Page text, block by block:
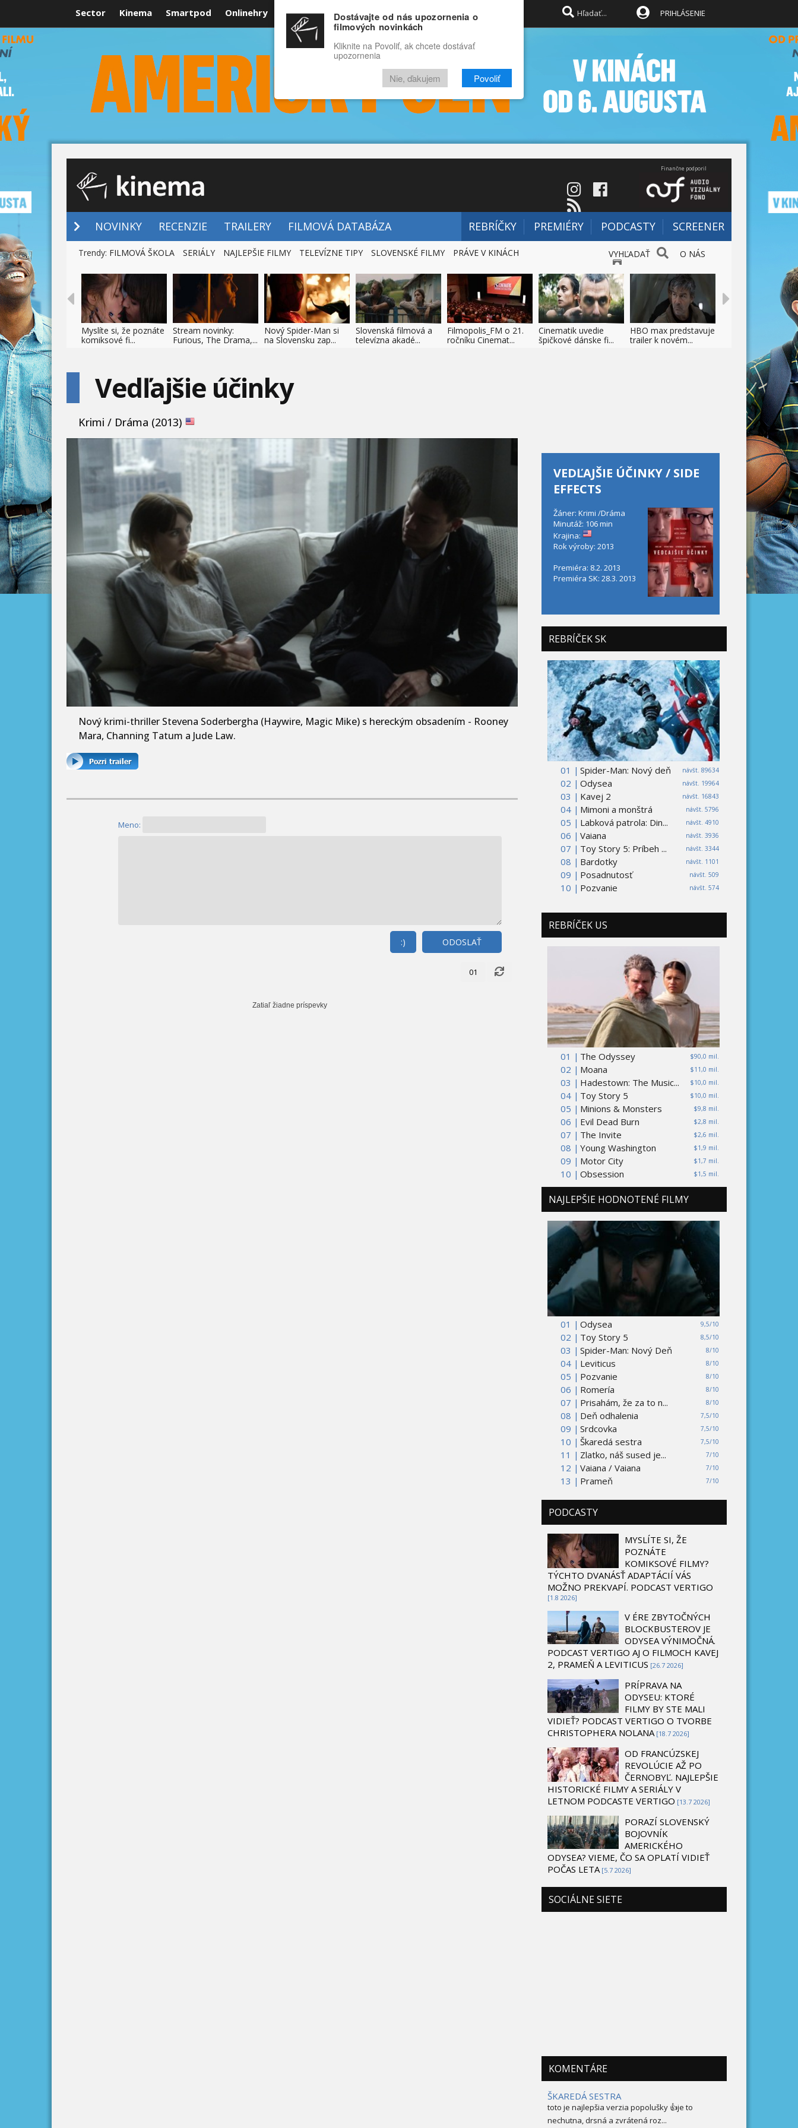
Sector Kinema Smartpod Onlinehry Rozprávky Funny Docu
RECENZIE VIDEÁ FILMY
PRIHLÁSENIE
Finančne podporil
NOVINKY RECENZIE TRAILERY FILMOVÁ DATABÁZA REBRÍČKY PREMIÉRY PODCASTY SCREENER
VYHĽADAŤ O NÁS
Trendy: FILMOVÁ ŠKOLA SERIÁLY NAJLEPŠIE FILMY TELEVÍZNE TIPY SLOVENSKÉ FILMY PRÁVE V KINÁCH
Myslíte si, že poznáte
komiksové fi...
Stream novinky:
Furious, The Drama,...
Nový Spider-Man si
na Slovensku zap...
Slovenská filmová a
televízna akadé...
Filmopolis_FM o 21.
ročníku Cinemat...
Cinematik uvedie
špičkové dánske fi...
HBO max predstavuje
trailer k novém...
Vedľajšie účinky
Krimi / Dráma (2013)
Nový krimi-thriller Stevena Soderbergha (Haywire, Magic Mike) s hereckým obsadením - Rooney
Mara, Channing Tatum a Jude Law.
Meno:
ODOSLAŤ
:)
01
Zatiaľ žiadne príspevky
VEDĽAJŠIE ÚČINKY / SIDE
EFFECTS
Žáner: Krimi /Dráma
Minutáž: 106 min
Krajina:
Rok výroby: 2013
Premiéra: 8.2. 2013
Premiéra SK: 28.3. 2013
REBRÍČEK SK
01 | návšt. 89634
Spider-Man: Nový deň
02 |
návšt. 19964
Odysea
03 |
návšt. 16843
Kavej 2
04 |
návšt. 5796
Mimoni a monštrá
05 |
návšt. 4910
Labková patrola: Din...
06 |
návšt. 3936
Vaiana
07 |
návšt. 3344
Toy Story 5: Príbeh ...
08 |
návšt. 1101
Bardotky
09 |
návšt. 509
Posadnutosť
10 |
návšt. 574
Pozvanie
REBRÍČEK US
01 | $90,0 mil.
The Odyssey
02 |
$11,0 mil.
Moana
03 |
$10,0 mil.
Hadestown: The Music...
04 |
$10,0 mil.
Toy Story 5
05 |
$9,8 mil.
Minions & Monsters
06 |
$2,8 mil.
Evil Dead Burn
07 |
$2,6 mil.
The Invite
08 |
$1,9 mil.
Young Washington
09 |
$1,7 mil.
Motor City
10 |
$1,5 mil.
Obsession
NAJLEPŠIE HODNOTENÉ FILMY
01 | 9,5/10
Odysea
02 |
8,5/10
Toy Story 5
03 |
8/10
Spider-Man: Nový Deň
04 |
8/10
Leviticus
05 |
8/10
Pozvanie
06 |
8/10
Romería
07 |
8/10
Prisahám, že za to n...
08 |
7,5/10
Deň odhalenia
09 |
7,5/10
Srdcovka
10 |
7,5/10
Škaredá sestra
11 |
7/10
Zlatko, náš sused je...
12 |
7/10
Vaiana / Vaiana
13 |
7/10
Prameň
PODCASTY
MYSLÍTE SI, ŽE
POZNÁTE
KOMIKSOVÉ FILMY?
TÝCHTO DVANÁSŤ ADAPTÁCIÍ VÁS
MOŽNO PREKVAPÍ. PODCAST VERTIGO
[1.8 2026]
V ÉRE ZBYTOČNÝCH
BLOCKBUSTEROV JE
ODYSEA VÝNIMOČNÁ.
PODCAST VERTIGO AJ O FILMOCH KAVEJ
2, PRAMEŇ A LEVITICUS [26.7 2026]
PRÍPRAVA NA
ODYSEU: KTORÉ
FILMY BY STE MALI
VIDIEŤ? PODCAST VERTIGO O TVORBE
CHRISTOPHERA NOLANA [18.7 2026]
OD FRANCÚZSKEJ
REVOLÚCIE AŽ PO
ČERNOBYĽ. NAJLEPŠIE
HISTORICKÉ FILMY A SERIÁLY V
LETNOM PODCASTE VERTIGO [13.7 2026]
PORAZÍ SLOVENSKÝ
BOJOVNÍK
AMERICKÉHO
ODYSEA? VIEME, ČO SA OPLATÍ VIDIEŤ
POČAS LETA [5.7 2026]
SOCIÁLNE SIETE
KOMENTÁRE
ŠKAREDÁ SESTRA
toto je najlepšia verzia popolušky 👍je to
nechutna, drsná a zvrátená roz...
Dostávajte od nás upozornenia o
filmových novinkách
Kliknite na Povoliť, ak chcete dostávať
upozornenia
Nie, ďakujem Povoliť